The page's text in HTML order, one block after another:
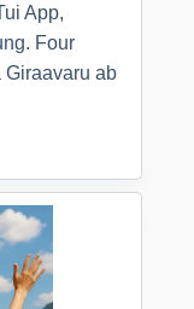
App,
Four
Giraavaru ab